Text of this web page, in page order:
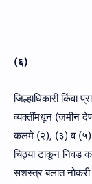
(६)
जिल्हाधिकारी किंवा
व्यक्तींमधून (जमीन
कलमे (२), (३) व (५)
चिठ्या टाकून निवड
सशस्त्र बलात नोकरी